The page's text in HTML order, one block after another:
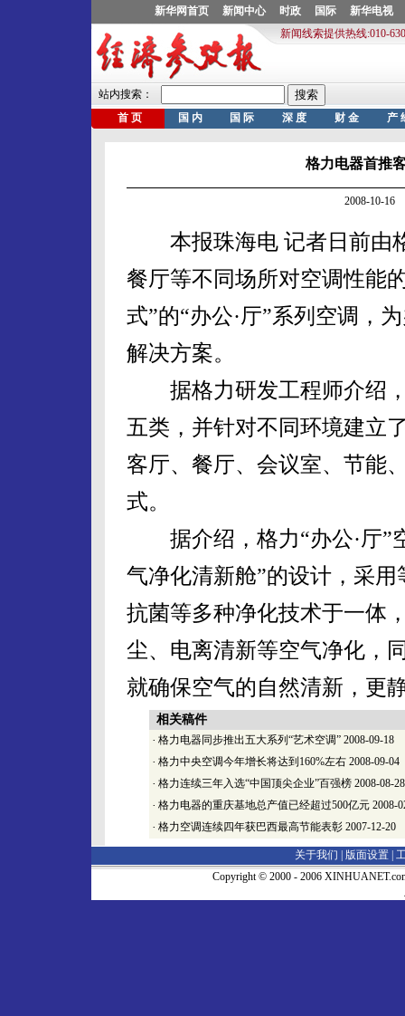
格力电器首推
2008-10-16
本报珠海电 记者日前由
餐厅等不同场所对空调性能
式”的“办公·厅”系列空调，
解决方案。
据格力研发工程师介绍，
五类，并针对不同环境建立
客厅、餐厅、会议室、节能
式。
据介绍，格力“办公·厅”
气净化清新舱”的设计，采
抗菌等多种净化技术于一体
尘、电离清新等空气净化，
就确保空气的自然清新，更
相关稿件
· 格力电器同步推出五大系列“艺术空调” 2008-09-18
· 格力中央空调今年增长将达到160%左右 2008-09-04
· 格力连续三年入选“中国顶尖企业”百强榜 2008-08-28
· 格力电器的重庆基地总产值已经超过500亿元 2008-
· 格力空调连续四年获巴西最高节能表彰 2007-12-20
关于我们 | 版面设置
Copyright © 2000 - 2006